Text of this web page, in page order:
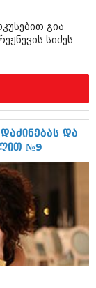
გია
სიძეს
და
№9